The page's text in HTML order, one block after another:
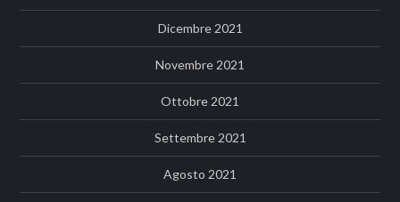
Dicembre 2021
Novembre 2021
Ottobre 2021
Settembre 2021
Agosto 2021